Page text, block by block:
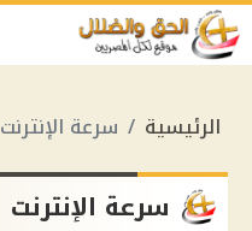
الرئيسية سرعة الإنترنت
سرعة الإنترنت